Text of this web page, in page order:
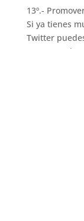
13º.-
Si ya tienes
Twitter
para que